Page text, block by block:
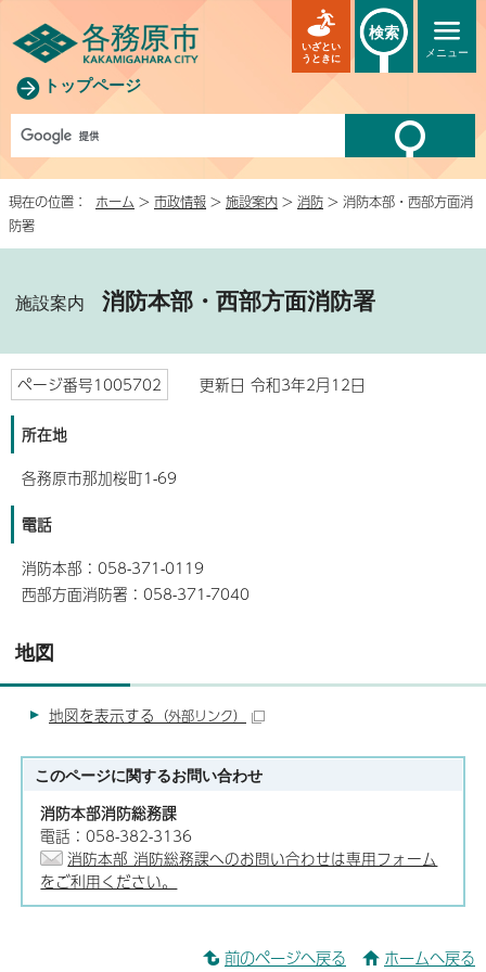
トップページ
メニュー
いざとい
うときに
検索
現在の位置： ホーム > 市政情報 > 施設案内 > 消防 > 消防本部・西部方面消
防署
施設案内 消防本部・西部方面消防署
ページ番号1005702 更新日 令和3年2月12日
所在地
各務原市那加桜町1-69
電話
消防本部：058-371-0119
西部方面消防署：058-371-7040
地図
地図を表示する （外部リンク）
このページに関するお問い合わせ
消防本部消防総務課
電話：058-382-3136
消防本部 消防総務課へのお問い合わせは専用フォーム
をご利用ください。
前のページへ戻る ホームへ戻る